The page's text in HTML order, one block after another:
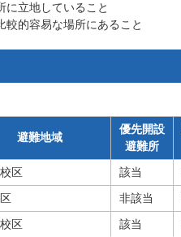
に立地していること
的容易な場所にあること
避難地域
優先開設
避難所
区 該当
非該当
区 該当